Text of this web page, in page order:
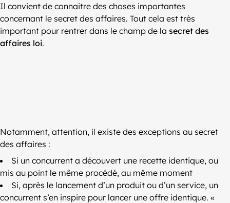
Il convient de connaitre des choses importantes
concernant le secret des affaires. Tout cela est très
important pour rentrer dans le champ de la secret des
affaires loi.
Notamment, attention, il existe des exceptions au secret
des affaires :
Si un concurrent a découvert une recette identique, ou
mis au point le même procédé, au même moment
Si, après le lancement d’un produit ou d’un service, un
concurrent s’en inspire pour lancer une offre identique. «